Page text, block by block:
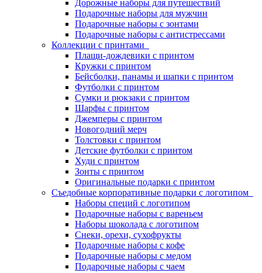
Дорожные наборы для путешествий
Подарочные наборы для мужчин
Подарочные наборы с зонтами
Подарочные наборы с антистрессами
Коллекции с принтами
Плащи-дождевики с принтом
Кружки с принтом
Бейсболки, панамы и шапки с принтом
Футболки с принтом
Сумки и рюкзаки с принтом
Шарфы с принтом
Джемперы с принтом
Новогодний мерч
Толстовки с принтом
Детские футболки с принтом
Худи с принтом
Зонты с принтом
Оригинальные подарки с принтом
Съедобные корпоративные подарки с логотипом
Наборы специй с логотипом
Подарочные наборы с вареньем
Наборы шоколада с логотипом
Снеки, орехи, сухофрукты
Подарочные наборы с кофе
Подарочные наборы с медом
Подарочные наборы с чаем